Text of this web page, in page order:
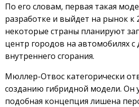
По его словам, первая такая
разработке и выйдет на рынок к
некоторые страны планируют
центр городов на автомобилях с
внутреннего сгорания.
Мюллер-Отвос категорически
созданию гибридной модели. Он
подобная концепция лишена